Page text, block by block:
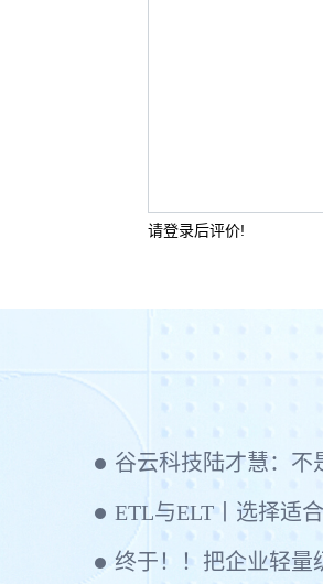
请登录后评价!
ETL与ELT丨选择适
终于！！把企业轻量